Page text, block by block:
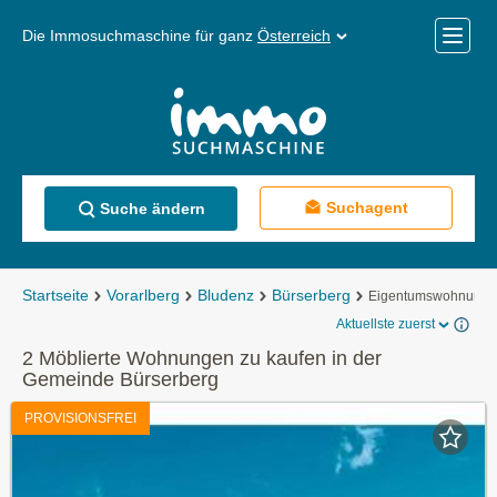
Die Immosuchmaschine für ganz Österreich
Menü
Suche ändern Suchagent
Startseite Vorarlberg Bludenz Bürserberg
Aktuellste zuerst
2 Möblierte Wohnungen zu kaufen in der
Gemeinde Bürserberg
PROVISIONSFREI